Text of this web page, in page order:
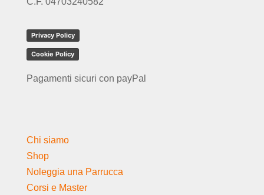
Privacy Policy
Cookie Policy
Pagamenti sicuri con payPal
Chi siamo
Shop
Noleggia una Parrucca
Corsi e Master